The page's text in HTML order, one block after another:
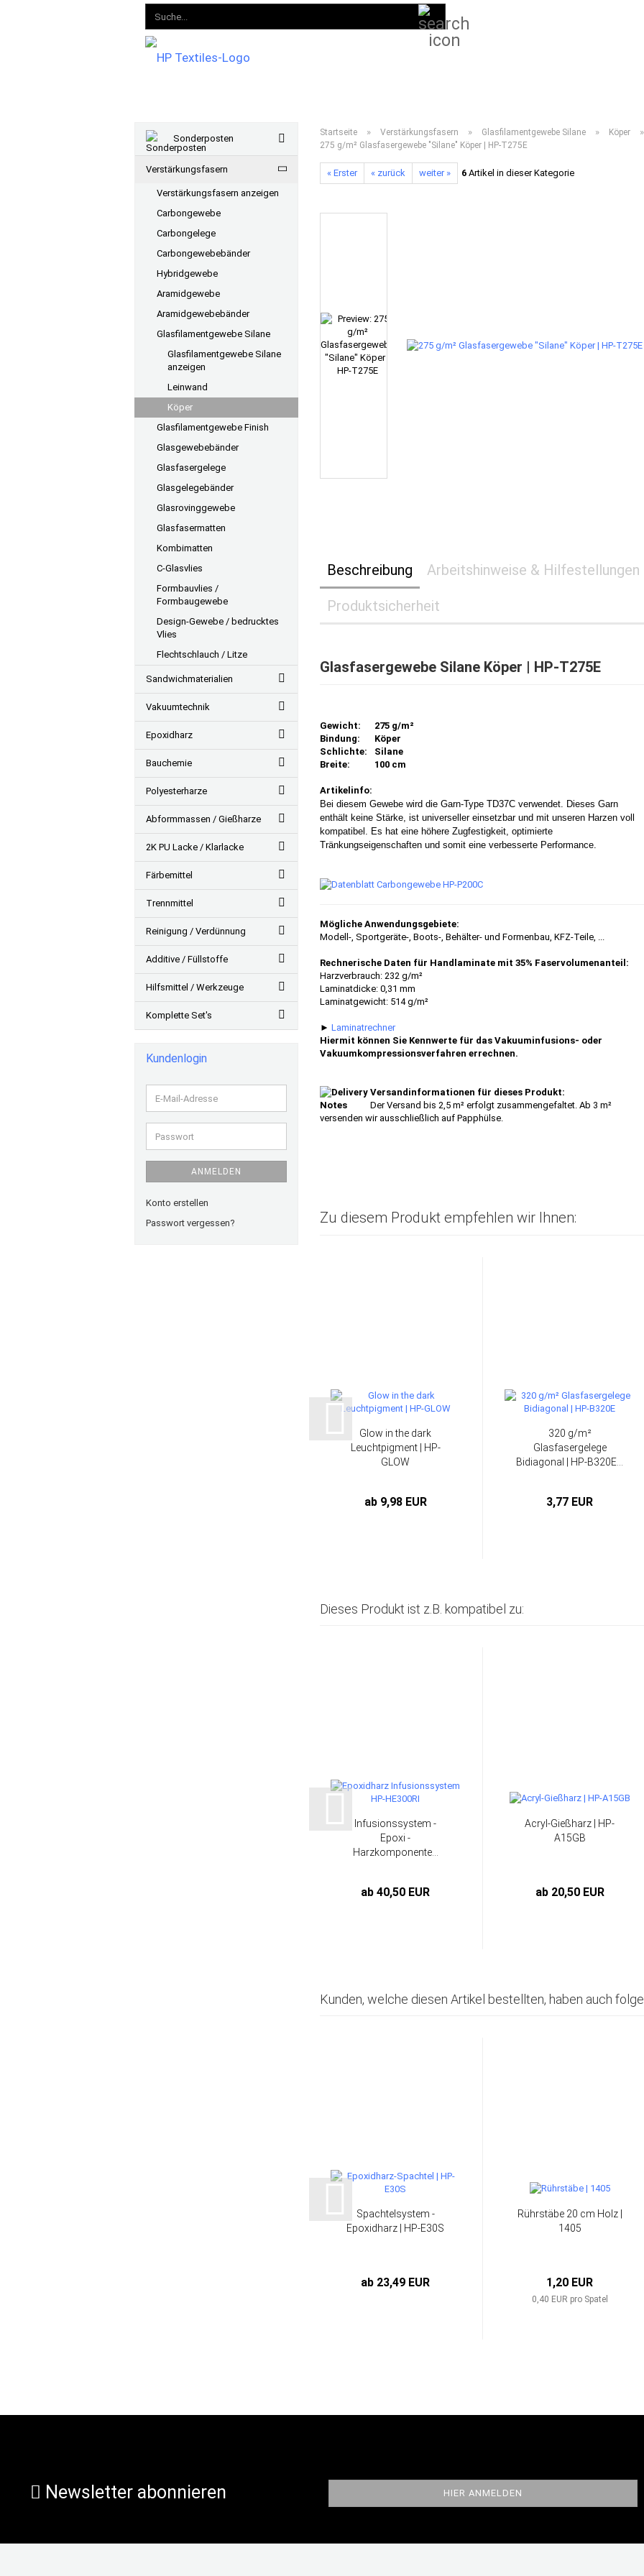
Startseite » Verstärkungsfasern » Glasfilamentgewebe Silane » Köper »
275 g/m² Glasfasergewebe "Silane" Köper | HP-T275E
« Erster « zurück weiter » 6Artikel in dieser Kategorie
Beschreibung Arbeitshinweise & Hilfestellungen
Produktsicherheit
Glasfasergewebe Silane Köper | HP-T275E
Gewicht:
275 g/m²
Bindung:
Köper
Schlichte:
Silane
Breite:
100 cm
Artikelinfo:
Bei diesem Gewebe wird die Garn-Type TD37C verwendet. Dieses Garn
enthält keine Stärke, ist universeller einsetzbar und mit unseren Harzen voll
kompatibel. Es hat eine höhere Zugfestigkeit, optimierte
Tränkungseigenschaften und somit eine verbesserte Performance.
Mögliche Anwendungsgebiete:
Modell-, Sportgeräte-, Boots-, Behälter- und Formenbau, KFZ-Teile, ...
Rechnerische Daten für Handlaminate mit 35% Faservolumenanteil:
Harzverbrauch: 232 g/m²
Laminatdicke: 0,31 mm
Laminatgewicht: 514 g/m²
► Laminatrechner
Hiermit können Sie Kennwerte für das Vakuuminfusions- oder
Vakuumkompressionsverfahren errechnen.
Versandinformationen für dieses Produkt:
Der Versand bis 2,5 m² erfolgt zusammengefaltet. Ab 3 m²
versenden wir ausschließlich auf Papphülse.
Zu diesem Produkt empfehlen wir Ihnen:
Glow in the dark
Leuchtpigment | HP-
GLOW
ab 9,98 EUR
320 g/m²
Glasfasergelege
Bidiagonal | HP-B320E...
3,77 EUR
Dieses Produkt ist z.B. kompatibel zu:
Infusionssystem -
Epoxi -
Harzkomponente...
ab 40,50 EUR
Acryl-Gießharz | HP-
A15GB
ab 20,50 EUR
Kunden, welche diesen Artikel bestellten, haben auch
Spachtelsystem -
Epoxidharz | HP-E30S
ab 23,49 EUR
Rührstäbe 20 cm Holz |
1405
1,20 EUR
0,40 EUR pro Spatel
Sonderposten
Verstärkungsfasern
Verstärkungsfasern anzeigen
Carbongewebe
Carbongelege
Carbongewebebänder
Hybridgewebe
Aramidgewebe
Aramidgewebebänder
Glasfilamentgewebe Silane
Glasfilamentgewebe Silane
anzeigen
Leinwand
Köper
Glasfilamentgewebe Finish
Glasgewebebänder
Glasfasergelege
Glasgelegebänder
Glasrovinggewebe
Glasfasermatten
Kombimatten
C-Glasvlies
Formbauvlies /
Formbaugewebe
Design-Gewebe / bedrucktes
Vlies
Flechtschlauch / Litze
Sandwichmaterialien
Vakuumtechnik
Epoxidharz
Bauchemie
Polyesterharze
Abformmassen / Gießharze
2K PU Lacke / Klarlacke
Färbemittel
Trennmittel
Reinigung / Verdünnung
Additive / Füllstoffe
Hilfsmittel / Werkzeuge
Komplette Set's
Kundenlogin
E-
Mail-
Adresse
Passwort
ANMELDEN
Konto erstellen
Passwort vergessen?
Newsletter abonnieren